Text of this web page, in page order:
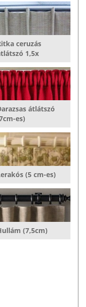
ceruzás
1,5x
átlátszó
es)
(5 cm-es)
(7,5cm)